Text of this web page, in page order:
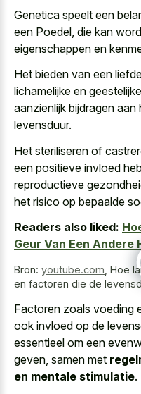
Genetica speelt een
een Poedel, die kan
eigenschappen en
Het bieden van een
lichamelijke en
aanzienlijk bijdragen aan
levensduur.
Het steriliseren of
een positieve invloed
reproductieve
het risico op bepaalde
Readers also liked:
Geur Van Een Andere
Bron: youtube.com Hoe
en factoren die de
Factoren zoals voeding
ook invloed op de
essentieel om een
geven, samen met
en mentale stimulatie.